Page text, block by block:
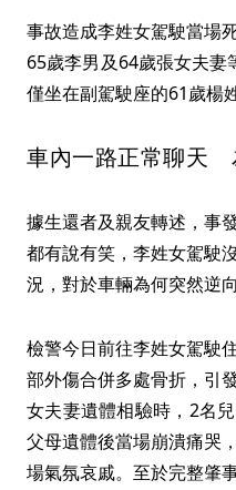
事故造成李姓女駕駛當場
65歲李男及64歲張女夫妻
僅坐在副駕駛座的61歲楊
車內一路正常聊天
據生還者及親友轉述，事
都有說有笑，李姓女駕駛
況，對於車輛為何突然逆
檢警今日前往李姓女駕駛
部外傷合併多處骨折，引
女夫妻遺體相驗時，2名
父母遺體後當場崩潰痛哭
場氣氛哀戚。至於完整肇